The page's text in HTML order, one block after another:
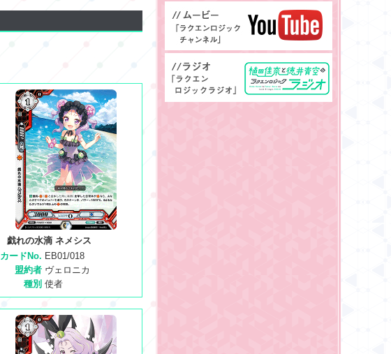
戯れの水滴 ネメシス
カードNo. EB01/018
盟約者 ヴェロニカ
種別 使者